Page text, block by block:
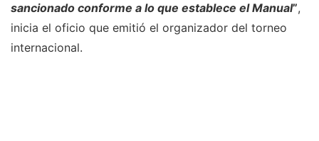
sancionado conforme a lo que establece el Manual”,
inicia el oficio que emitió el organizador del torneo
internacional.